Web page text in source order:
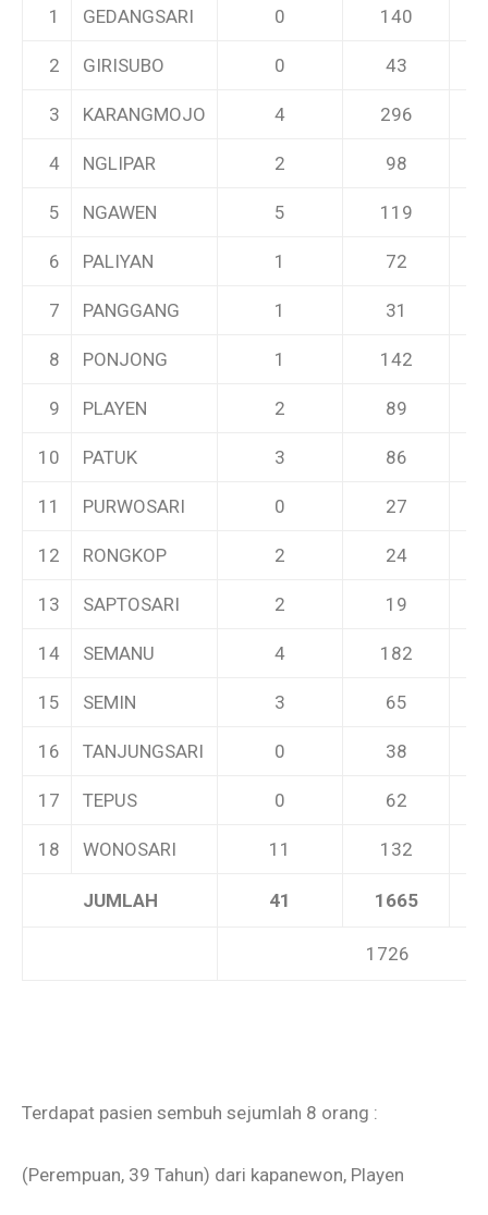
1 GEDANGSARI 0 140
2 GIRISUBO 0 43
3 KARANGMOJO 4 296
4 NGLIPAR 2 98
5 NGAWEN 5 119
6 PALIYAN 1 72
7 PANGGANG 1 31
8 PONJONG 1 142
9 PLAYEN 2 89
10 PATUK 3 86
11 PURWOSARI 0 27
12 RONGKOP 2 24
13 SAPTOSARI 2 19
14 SEMANU 4 182
15 SEMIN 3 65
16 TANJUNGSARI 0 38
17 TEPUS 0 62
18 WONOSARI 11 132
JUMLAH 41 1665
1726
Terdapat pasien sembuh sejumlah 8 orang :
(Perempuan, 39 Tahun) dari kapanewon, Playen